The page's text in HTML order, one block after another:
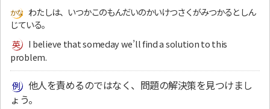
わたしは、いつかこのもんだいのかいけつさくがみつかるとしん
じている。
I believe that someday we’ll find a solution to this
problem.
他人を責めるのではなく、問題の解決策を見つけまし
ょう。